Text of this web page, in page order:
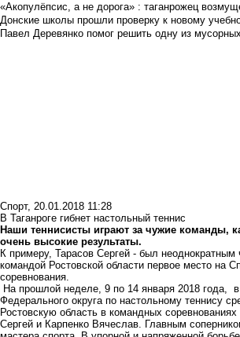
«Акопулёпсис, а не дорога» : таганрожец
Донские школы прошли проверку к новому
Павел Деревянко помог решить одну из
Спорт, 20.01.2018 11:28
В Таганроге гибнет настольный теннис
Наши теннисисты играют за чужие команды,
очень высокие результаты.
К примеру, Тарасов Сергей - был
командой Ростовской области первое место на
соревнования.
На прошлой неделе, 9 по 14 января 2018 года,
Федерального округа по настольному теннису
Ростовскую область в командных
Сергей и Карпенко Вячеслав. Главным